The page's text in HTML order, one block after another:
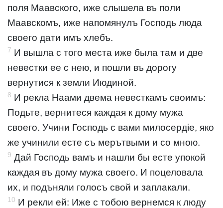
поля Маавского, иже слышела въ поли
Маавскомъ, иже напомянулъ Господь люда
своего дати имъ хлебъ.
7 И вышла с того места иже была там и две
невестки ее с нею, и пошли въ дорогу
вернутися к земли Июдиной.
8 И рекла Наами двема невесткамъ своимъ:
Подьте, вернитеся каждая к дому мужа
своего. Учини Господь с вами милосердіе, яко
же учинили есте съ мерътвыми и со мною.
9 Дай Господь вамъ и нашли бы есте упокой
каждая въ дому мужа своего. И поцеловала
их, и подъняли голосъ свой и заплакали.
10 И рекли ей: Иже с тобою вернемся к люду